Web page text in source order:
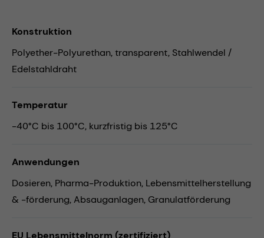
Konstruktion
Polyether-Polyurethan, transparent, Stahlwendel /
Edelstahldraht
Temperatur
-40°C bis 100°C, kurzfristig bis 125°C
Anwendungen
Dosieren, Pharma-Produktion, Lebensmittelherstellung
& -förderung,Absauganlagen, Granulatförderung
EU Lebensmittelnorm (zertifiziert)